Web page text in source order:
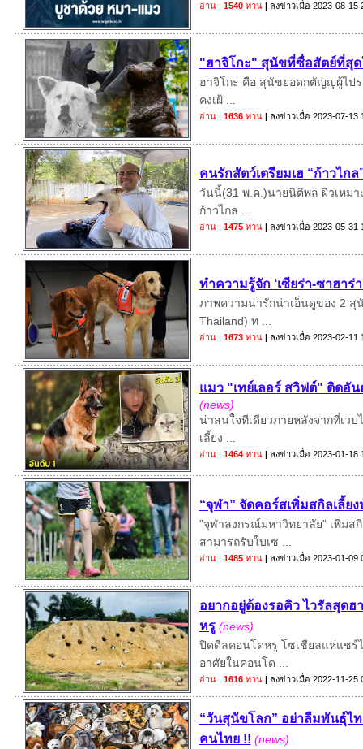
อ่าน : 1540ท่าน | ลงข่าวเมื่อ 2023-08-15
"ฮาจิโกะ" สุนัขที่ซื่อสัตย์ที่สุด
ฮาจิโกะ คือ สุนัขยอดกตัญญูผู้ไปร
คงเฝ้ ...
อ่าน : 1636ท่าน | ลงข่าวเมื่อ 2023-07-13
คนรักสัตว์เตรียมเฮ “ก้าวไก
วันนี้(31 พ.ค.)นายนิติพล ผิวเหม
ก้าวไกล ...
อ่าน : 1475ท่าน | ลงข่าวเมื่อ 2023-05-31
ทำความรู้จัก ‘เซียร่า-ซาฮาร่
ภาพความน่ารักน่าเอ็นดูของ 2 สุ
Thailand) ท ...
อ่าน : 1673ท่าน | ลงข่าวเมื่อ 2023-02-11
แมว "เทย์เลอร์ สวิฟต์" ติดอั
(news)
น่าสนใจทีเดียวภายหลังจากที่เว
เลี้ยง ...
อ่าน : 1464ท่าน | ลงข่าวเมื่อ 2023-01-18
“จุฬา” จัดคอร์สเพิ่มสกิลเลี้ย
”จุฬาลงกรณ์มหาวิทยาลัย” เพิ่มส
สามารถรับใบเซ ...
อ่าน : 1485ท่าน | ลงข่าวเมื่อ 2023-01-09
อยากอยู่ต้องรอคิว ไวรัลสุด
หรู (news)
ปิดดีลคอนโดหรู โซเชียลแห่แชร์
อาศัยในคอนโด ...
อ่าน : 1616ท่าน | ลงข่าวเมื่อ 2022-11-25
“วันสุนัขโลก” อย่าลืมพันธุ์ไท
คนไทย !! (news)